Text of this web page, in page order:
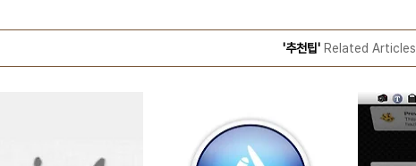
'추천팁'Related Articles